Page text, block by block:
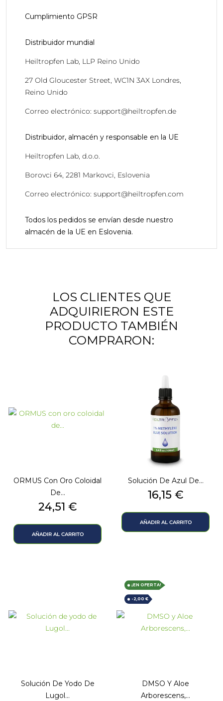
Cumplimiento GPSR
Distribuidor mundial
Heiltropfen Lab, LLP Reino Unido
27 Old Gloucester Street, WC1N 3AX Londres,
Reino Unido
Correo electrónico: support@heiltropfen.de
Distribuidor, almacén y responsable en la UE
Heiltropfen Lab, d.o.o.
Borovci 64, 2281 Markovci, Eslovenia
Correo electrónico: support@heiltropfen.com
Todos los pedidos se envían desde nuestro
almacén de la UE en Eslovenia.
LOS CLIENTES QUE
ADQUIRIERON ESTE
PRODUCTO TAMBIÉN
COMPRARON:
ORMUS Con Oro Coloidal
De...
Precio
24,51 €
AÑADIR AL CARRITO
Solución De Azul De...
Precio
16,15 €
AÑADIR AL CARRITO
Solución De Yodo De
Lugol...
DMSO Y Aloe
Arborescens,...
¡EN OFERTA!
-2,00 €